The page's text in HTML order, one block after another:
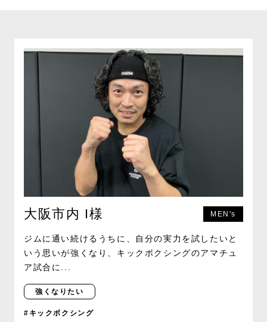
大阪市内 I様 MEN's
ジムに通い続けるうちに、自分の実力を試したいと
いう思いが強くなり、キックボクシングのアマチュ
ア試合に...
強くなりたい
#キックボクシング